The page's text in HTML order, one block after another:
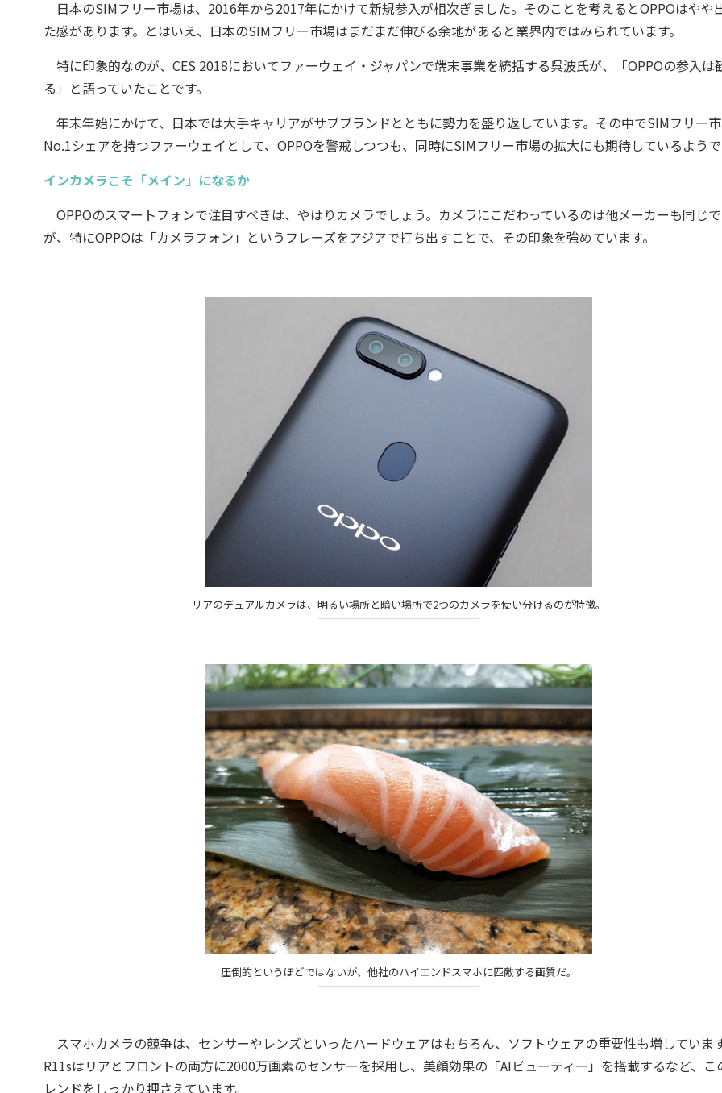
日本のSIMフリー市場は、2016年から2017年にかけて新規参入が相次ぎました。そのことを考えるとOPPOはやや
た感があります。とはいえ、日本のSIMフリー市場はまだまだ伸びる余地があると業界内ではみられています。
特に印象的なのが、CES 2018においてファーウェイ・ジャパンで端末事業を統括する呉波氏が、「OPPOの参入は
る」と語っていたことです。
年末年始にかけて、日本では大手キャリアがサブブランドとともに勢力を盛り返しています。その中でSIMフリー
No.1シェアを持つファーウェイとして、OPPOを警戒しつつも、同時にSIMフリー市場の拡大にも期待しているよう
インカメラこそ「メイン」になるか
OPPOのスマートフォンで注目すべきは、やはりカメラでしょう。カメラにこだわっているのは他メーカーも同じ
が、特にOPPOは「カメラフォン」というフレーズをアジアで打ち出すことで、その印象を強めています。
リアのデュアルカメラは、明るい場所と暗い場所で2つのカメラを使い分けるのが特徴。
圧倒的というほどではないが、他社のハイエンドスマホに匹敵する画質だ。
スマホカメラの競争は、センサーやレンズといったハードウェアはもちろん、ソフトウェアの重要性も増していま
R11sはリアとフロントの両方に2000万画素のセンサーを採用し、美顔効果の「AIビューティー」を搭載するなど、こ
レンドをしっかり押さえています。